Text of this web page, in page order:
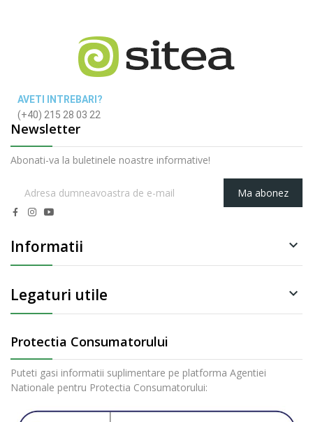
AVETI INTREBARI?
(+40) 215 28 03 22
Newsletter
Abonati-va la buletinele noastre informative!
Ma abonez
Informatii 
Legaturi utile 
Protectia Consumatorului
Puteti gasi informatii suplimentare pe platforma Agentiei
Nationale pentru Protectia Consumatorului: